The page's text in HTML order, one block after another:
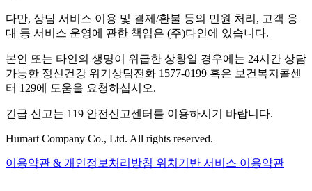
다만, 상담 서비스 이용 및 결제/환불 등의 민원 처리, 고객 응
대 등 서비스 운영에 관한 책임은 (주)다인에 있습니다.
본인 또는 타인의 생명이 위급한 상황일 경우에는 24시간 상담
가능한 정신건강 위기상담전화 1577-0199 혹은 보건복지콜센
터 129에 도움을 요청하십시오.
긴급 신고는 119 안전신고센터를 이용하시기 바랍니다.
Humart Company Co., Ltd. All rights reserved.
이용약관 & 개인정보처리방침 위치기반 서비스 이용약관